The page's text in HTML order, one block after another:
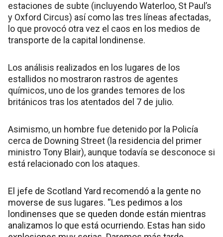
estaciones de subte (incluyendo Waterloo, St Paul’s
y Oxford Circus) así como las tres líneas afectadas,
lo que provocó otra vez el caos en los medios de
transporte de la capital londinense.
Los análisis realizados en los lugares de los
estallidos no mostraron rastros de agentes
químicos, uno de los grandes temores de los
británicos tras los atentados del 7 de julio.
Asimismo, un hombre fue detenido por la Policía
cerca de Downing Street (la residencia del primer
ministro Tony Blair), aunque todavía se desconoce si
está relacionado con los ataques.
El jefe de Scotland Yard recomendó a la gente no
moverse de sus lugares. “Les pedimos a los
londinenses que se queden donde están mientras
analizamos lo que está ocurriendo. Estas han sido